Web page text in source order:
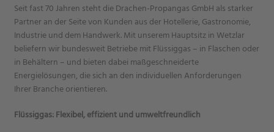
Seit fast 70 Jahren steht die Drachen-Propangas GmbH als starker
Partner an der Seite von Kunden aus der Hotellerie, Gastronomie,
Industrie und dem Handwerk. Mit unserem Hauptsitz in Wetzlar
beliefern wir bundesweit Betriebe mit Flüssiggas – in Flaschen oder
in Behältern – und bieten dabei maßgeschneiderte
Energielösungen, die sich an den individuellen Anforderungen
Ihrer Branche orientieren.
Flüssiggas: Flexibel, effizient und umweltfreundlich